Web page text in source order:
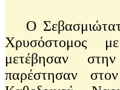
Ο
Χρυσόστομος
μετέβησαν
παρέστησαν